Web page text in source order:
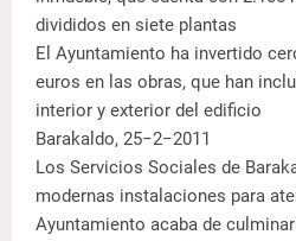
divididos en siete plantas
El Ayuntamiento ha invertido
euros en las obras, que han
interior y exterior del edificio
Barakaldo, 25−2−2011
Los Servicios Sociales de
modernas instalaciones para
Ayuntamiento acaba de